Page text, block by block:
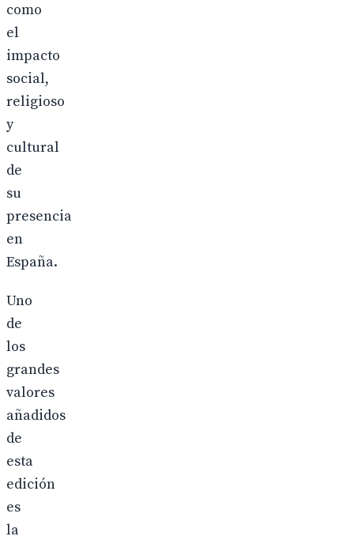
como
el
impacto
social,
religioso
y
cultural
de
su
presencia
en
España.
Uno
de
los
grandes
valores
añadidos
de
esta
edición
es
la